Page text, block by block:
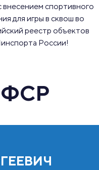
внесением спортивного
для игры в сквош во
реестр объектов
России!
ФСР